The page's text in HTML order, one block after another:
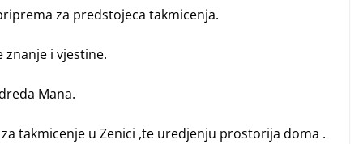
za predstojeca takmicenja.
znanje i vjestine.
Mana.
takmicenje u Zenici ,te uredjenju prostorija doma .